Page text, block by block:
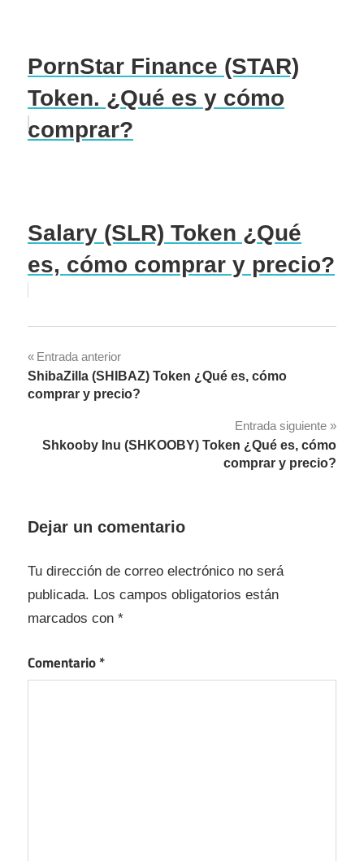
PornStar Finance (STAR)
Token. ¿Qué es y cómo
comprar?
Salary (SLR) Token ¿Qué
es, cómo comprar y precio?
Navegación
de
Entrada anterior
ShibaZilla (SHIBAZ) Token ¿Qué es, cómo
comprar y precio?
Entrada siguiente
Shkooby Inu (SHKOOBY) Token ¿Qué es, cómo
comprar y precio?
Dejar un comentario
Tu dirección de correo electrónico no será
publicada. Los campos obligatorios están
marcados con *
Comentario*